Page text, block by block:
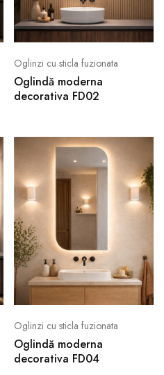
Oglinzi cu sticla fuzionata
Oglindă moderna
decorativa FD02
Oglinzi cu sticla fuzionata
Oglindă moderna
decorativa FD04